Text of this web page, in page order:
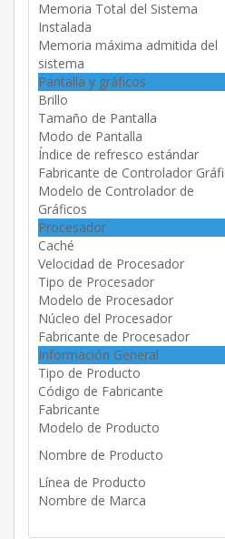
Memoria Total del Sistema
Instalada
Memoria máxima admitida del
sistema
Pantalla y gráficos
Brillo
Tamaño de Pantalla
Modo de Pantalla
Índice de refresco estándar
Fabricante de Controlador
Modelo de Controlador de
Gráficos
Procesador
Caché
Velocidad de Procesador
Tipo de Procesador
Modelo de Procesador
Núcleo del Procesador
Fabricante de Procesador
Información General
Tipo de Producto
Código de Fabricante
Fabricante
Modelo de Producto
Nombre de Producto
Línea de Producto
Nombre de Marca